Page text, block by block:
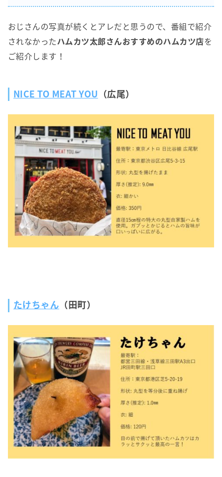
おじさんの写真が続くとアレだと思うので、番組で紹介
されなかったハムカツ太郎さんおすすめのハムカツ店を
ご紹介します！
NICE TO MEAT YOU （広尾）
たけちゃん （田町）